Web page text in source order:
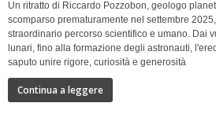
Un ritratto di Riccardo Pozzobon, geologo
scomparso prematuramente nel settembre
straordinario percorso scientifico e umano. Dai
lunari, fino alla formazione degli astronauti,
saputo unire rigore, curiosità e generosità
Continua a leggere